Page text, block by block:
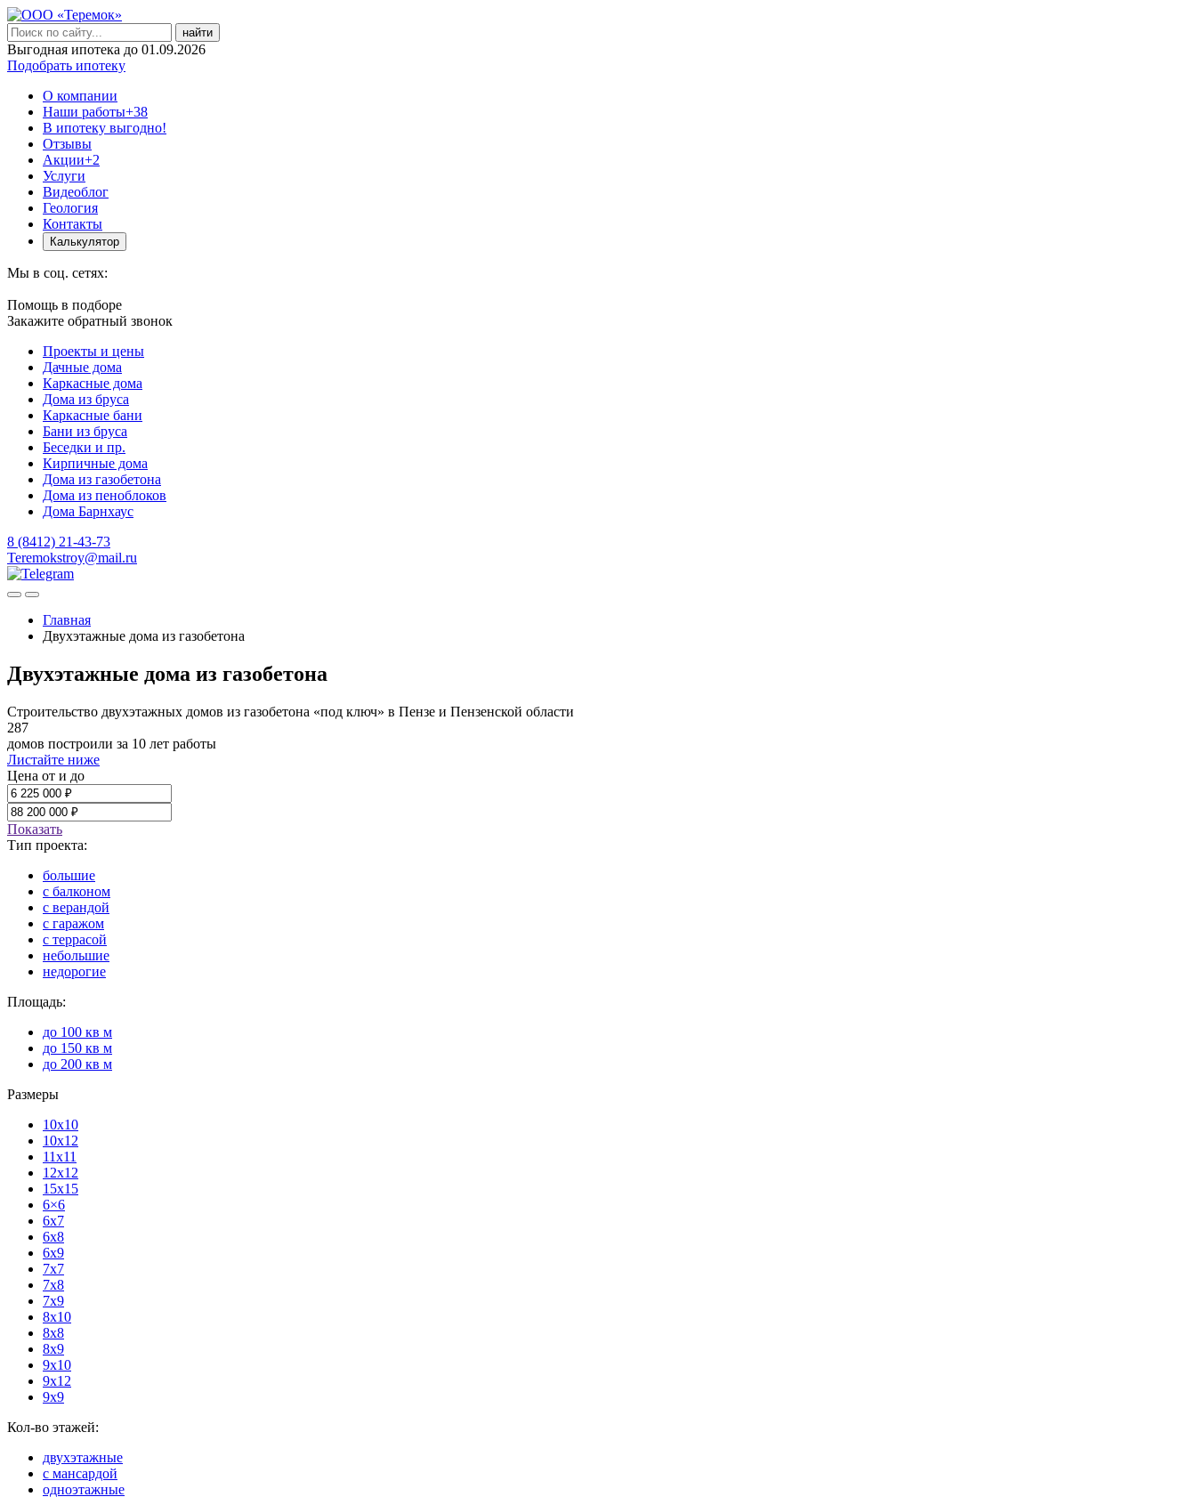
найти
Выгодная ипотека до 01.09.2026
Подобрать ипотеку
О компании
Наши работы+38
В ипотеку выгодно!
Отзывы
Акции+2
Услуги
Видеоблог
Геология
Контакты
Калькулятор
Мы в соц. сетях:
Помощь в подборе
Закажите обратный звонок
Проекты и цены
Дачные дома
Каркасные дома
Дома из бруса
Каркасные бани
Бани из бруса
Беседки и пр.
Кирпичные дома
Дома из газобетона
Дома из пеноблоков
Дома Барнхаус
8 (8412) 21-43-73
Teremokstroy@mail.ru
Главная
Двухэтажные дома из газобетона
Двухэтажные дома из газобетона
Строительство двухэтажных домов из газобетона «под ключ» в Пензе и Пензенской области
287
домов построили за 10 лет работы
Листайте ниже
Цена от и до
Показать
Тип проекта:
большие
с балконом
с верандой
с гаражом
с террасой
небольшие
недорогие
Площадь:
до 100 кв м
до 150 кв м
до 200 кв м
Размеры
10х10
10х12
11х11
12х12
15х15
6×6
6x7
6x8
6x9
7x7
7x8
7x9
8x10
8x8
8x9
9x10
9x12
9x9
Кол-во этажей:
двухэтажные
с мансардой
одноэтажные